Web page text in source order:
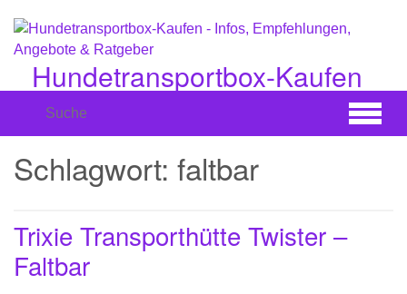
Hauptinhalt
springen
Hundetransportbox-Kaufen
Schlagwort: faltbar
Trixie Transporthütte Twister –
Faltbar